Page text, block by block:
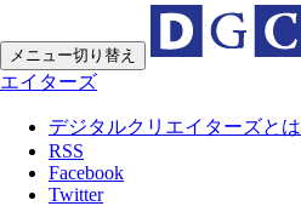
メニュー切り替え
エイターズ
デジタルクリエイターズとは
RSS
Facebook
Twitter